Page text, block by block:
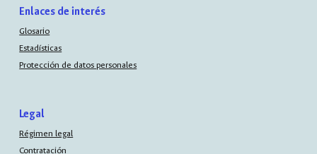
Enlaces de interés
Glosario
Estadísticas
Protección de datos personales
Legal
Régimen legal
Contratación